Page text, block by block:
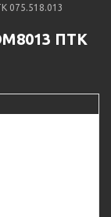
075.518.013
ПТК